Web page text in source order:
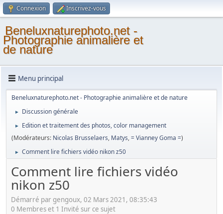
Connexion Inscrivez-vous
Beneluxnaturephoto.net -
Photographie animalière et
de nature
Menu principal
Beneluxnaturephoto.net - Photographie animalière et de nature
► Discussion générale
►
Edition et traitement des photos, color management
(Modérateurs: Nicolas Brusselaers, Matys,= Vianney Goma =)
► Comment lire fichiers vidéo nikon z50
Comment lire fichiers vidéo
nikon z50
Démarré par gengoux, 02 Mars 2021, 08:35:43
0 Membres et 1 Invité sur ce sujet